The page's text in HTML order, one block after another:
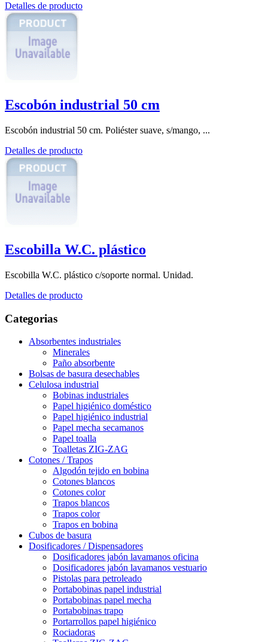
Detalles de producto
Escobón industrial 50 cm
Escobón industrial 50 cm. Poliéster suave, s/mango, ...
Detalles de producto
Escobilla W.C. plástico
Escobilla W.C. plástico c/soporte normal. Unidad.
Detalles de producto
Categorias
Absorbentes industriales
Minerales
Paño absorbente
Bolsas de basura desechables
Celulosa industrial
Bobinas industriales
Papel higiénico doméstico
Papel higiénico industrial
Papel mecha secamanos
Papel toalla
Toalletas ZIG-ZAG
Cotones / Trapos
Algodón tejido en bobina
Cotones blancos
Cotones color
Trapos blancos
Trapos color
Trapos en bobina
Cubos de basura
Dosificadores / Dispensadores
Dosificadores jabón lavamanos oficina
Dosificadores jabón lavamanos vestuario
Pistolas para petroleado
Portabobinas papel industrial
Portabobinas papel mecha
Portabobinas trapo
Portarrollos papel higiénico
Rociadoras